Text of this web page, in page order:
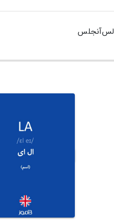
لس‌آنجلس